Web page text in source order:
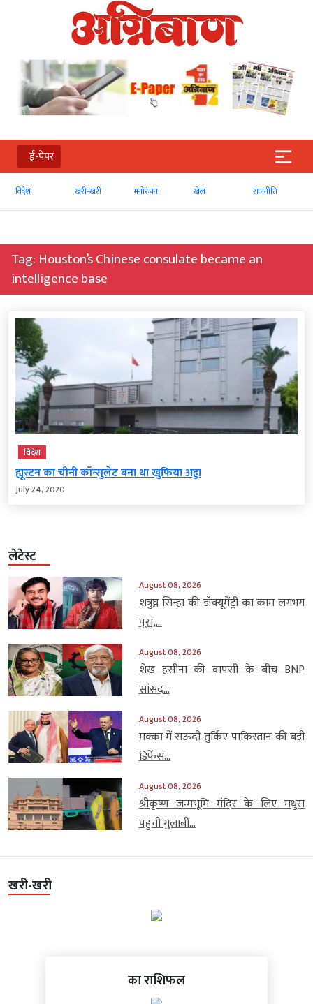
ई-पेपर
विदेश खरी-खरी मनोरंजन खेल राजनीति
Tag: Houston’s Chinese consulate became an
intelligence base
विदेश
ह्यूस्टन का चीनी कॉन्सुलेट बना था खुफिया अड्डा
July 24, 2020
लेटेस्ट
August 08, 2026
शत्रुघ्न सिन्हा की डॉक्यूमेंट्री का काम लगभग
पूरा,...
August 08, 2026
शेख हसीना की वापसी के बीच BNP
सांसद...
August 08, 2026
मक्का में सऊदी तुर्किए पाकिस्तान की बड़ी
डिफेंस...
August 08, 2026
श्रीकृष्ण जन्मभूमि मंदिर के लिए मथुरा
पहुंची गुलाबी...
खरी-खरी
का राशिफल